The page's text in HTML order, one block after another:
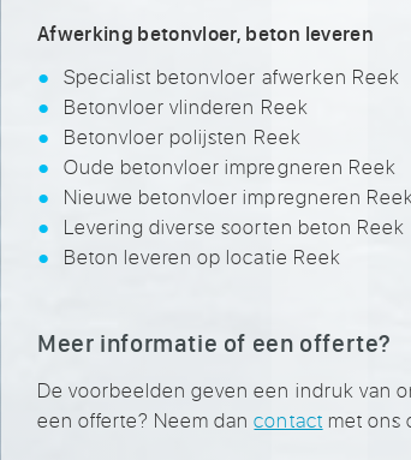
Afwerking betonvloer, beton leveren
Specialist betonvloer afwerken Reek
Betonvloer vlinderen Reek
Betonvloer polijsten Reek
Oude betonvloer impregneren Reek
Nieuwe betonvloer impregneren
Levering diverse soorten beton Reek
Beton leveren op locatie Reek
Meer informatie of een offerte?
De voorbeelden geven een indruk van
een offerte? Neem dancontact met ons